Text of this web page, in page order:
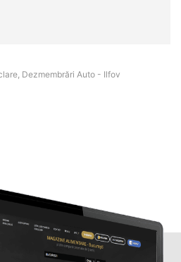
Dezmembrări Auto - Ilfov